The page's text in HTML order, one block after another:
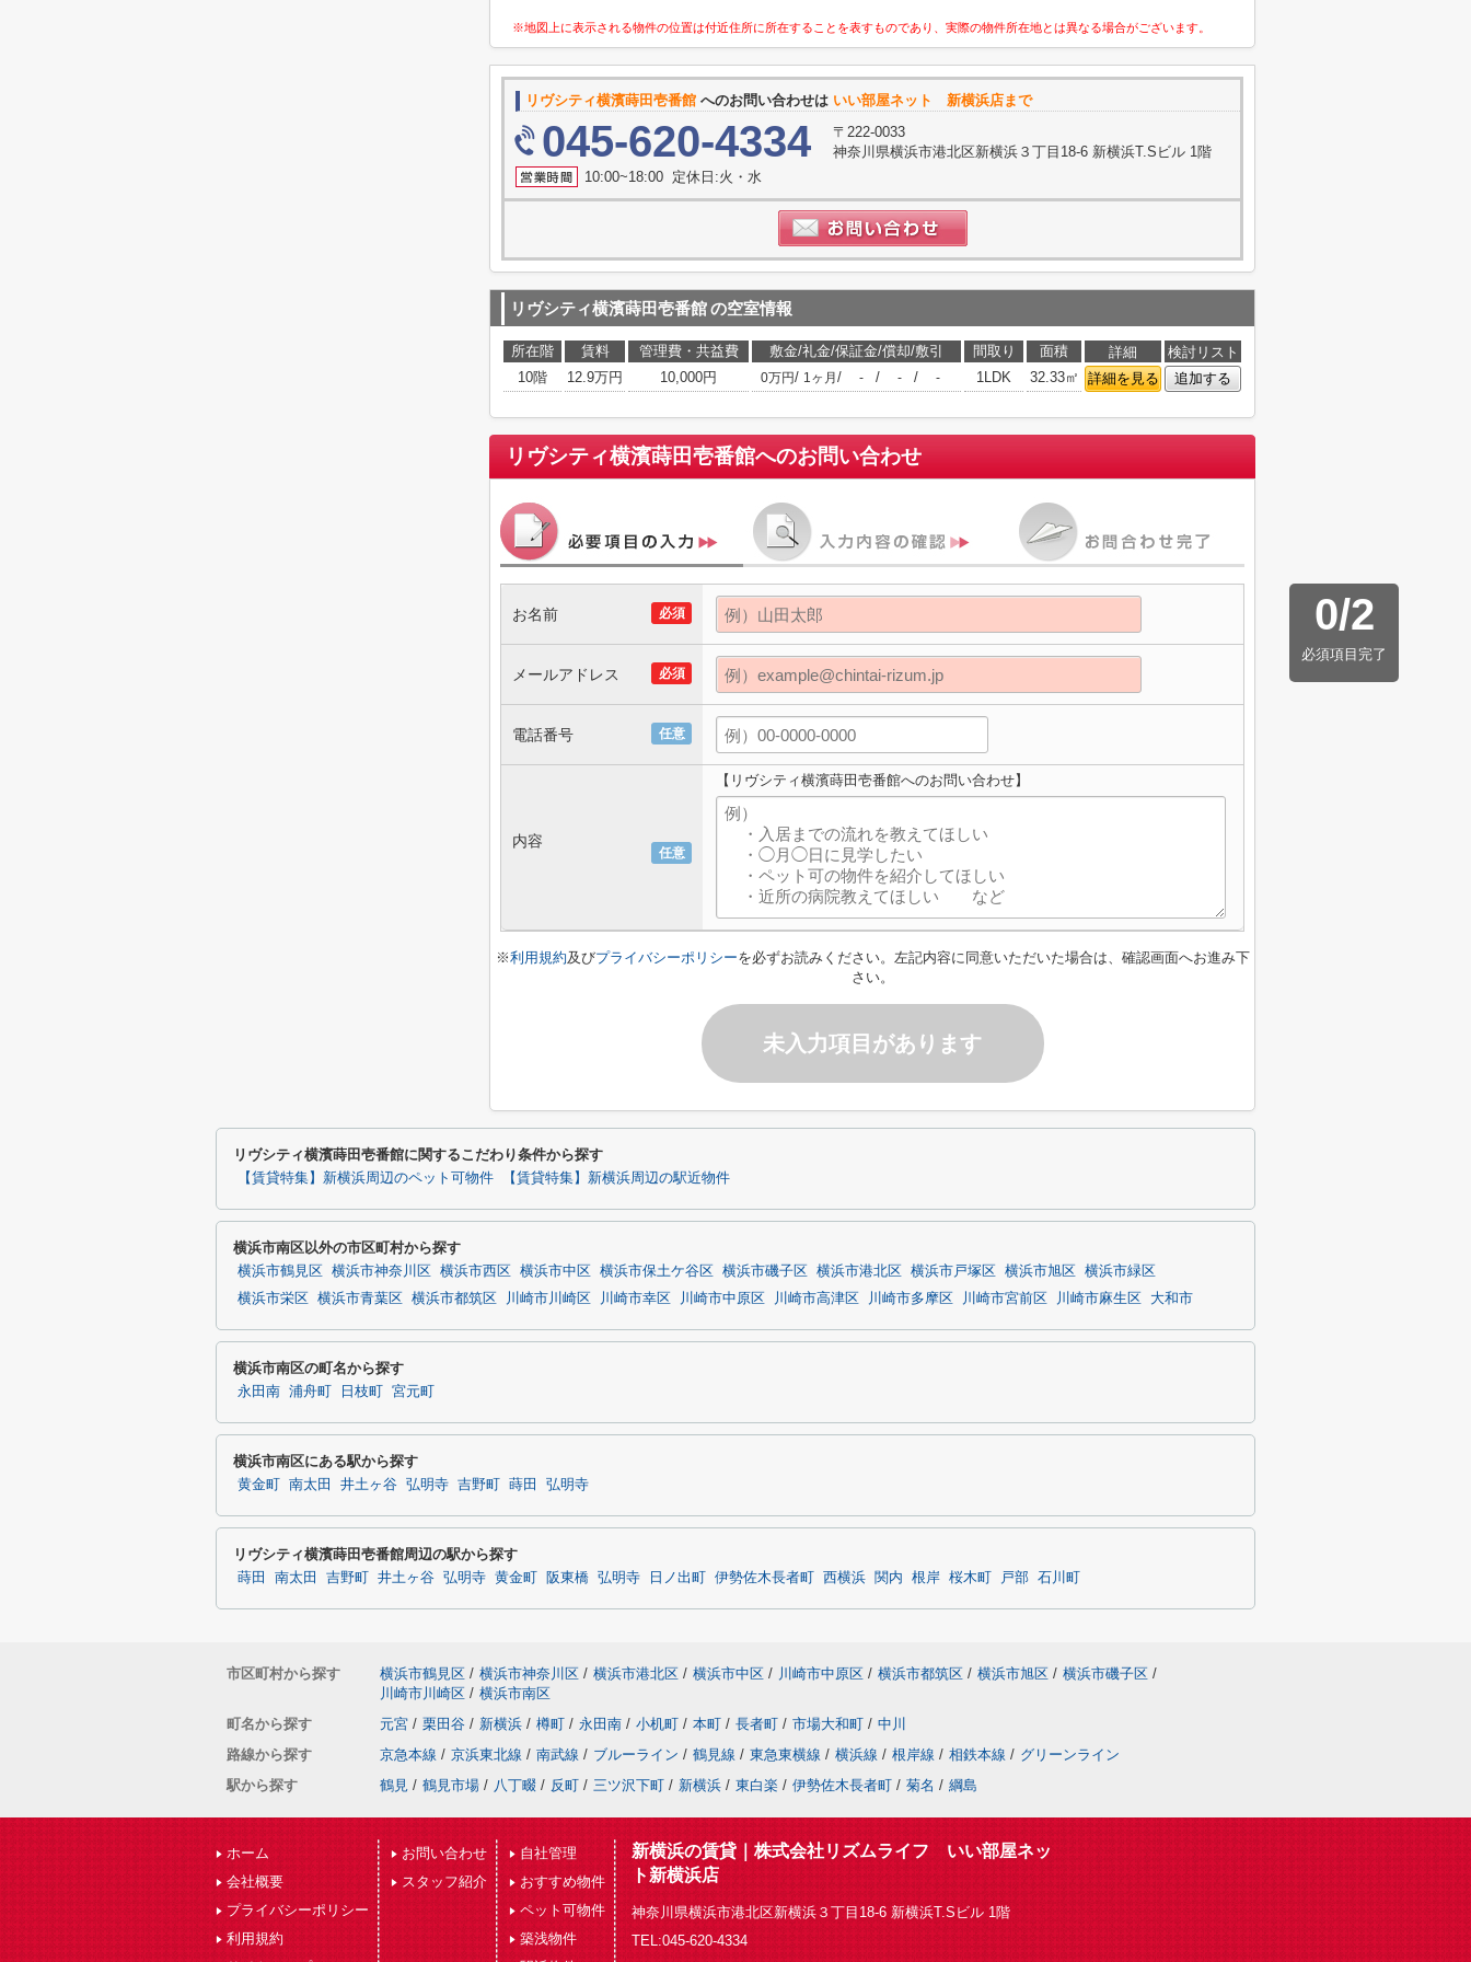
※地図上に表示される物件の位置は付近住所に所在することを表すものであり、実際の物件所在地とは異なる場合がございます。
リヴシティ横濱蒔田壱番館 へのお問い合わせは いい部屋ネット 新横浜店まで
045-620-4334
〒222-0033
神奈川県横浜市港北区新横浜３丁目18-6 新横浜T.Sビル 1階
10:00~18:00 定休日:火・水
リヴシティ横濱蒔田壱番館の空室情報
所在階 賃料 管理費・共益費 敷金/礼金/保証金/償却/敷引 間取り 面積 詳細
検討リスト
10階
12.9万円 10,000円 0万円/ 1ヶ月 / - / - / - 1LDK 32.33㎡ 詳細を見る 追加する
リヴシティ横濱蒔田壱番館へのお問い合わせ
0/2
必須項目完了
必須
お名前
必須
メールアドレス
任意
電話番号
任意
内容
【リヴシティ横濱蒔田壱番館へのお問い合わせ】
※利用規約及びプライバシーポリシーを必ずお読みください。左記内容に同意いただいた場合は、確認画面へお進み下
さい。
未入力項目があります
リヴシティ横濱蒔田壱番館に関するこだわり条件から探す
【賃貸特集】新横浜周辺のペット可物件 【賃貸特集】新横浜周辺の駅近物件
横浜市南区以外の市区町村から探す
横浜市鶴見区 横浜市神奈川区 横浜市西区 横浜市中区 横浜市保土ケ谷区 横浜市磯子区 横浜市港北区 横浜市戸塚区 横浜市旭区
横浜市緑区
横浜市栄区
横浜市青葉区 横浜市都筑区 川崎市川崎区 川崎市幸区 川崎市中原区 川崎市高津区 川崎市多摩区 川崎市宮前区 川崎市麻生区 大和市
横浜市南区の町名から探す
永田南 浦舟町 日枝町 宮元町
横浜市南区にある駅から探す
黄金町 南太田 井土ヶ谷 弘明寺 吉野町 蒔田 弘明寺
リヴシティ横濱蒔田壱番館周辺の駅から探す
蒔田 南太田 吉野町 井土ヶ谷 弘明寺 黄金町 阪東橋 弘明寺 日ノ出町 伊勢佐木長者町 西横浜 関内 根岸 桜木町 戸部 石川町
市区町村から探す 横浜市鶴見区 / 横浜市神奈川区 / 横浜市港北区 / 横浜市中区 / 川崎市中原区 / 横浜市都筑区 / 横浜市旭区 / 横浜市磯子区 /
川崎市川崎区 / 横浜市南区
町名から探す
元宮 / 栗田谷 / 新横浜 / 樽町 / 永田南 / 小机町 / 本町 / 長者町 / 市場大和町 / 中川
路線から探す
京急本線 / 京浜東北線 / 南武線 / ブルーライン / 鶴見線 / 東急東横線 / 横浜線 / 根岸線 / 相鉄本線 / グリーンライン
駅から探す
鶴見 / 鶴見市場 / 八丁畷 / 反町 / 三ツ沢下町 / 新横浜 / 東白楽 / 伊勢佐木長者町 / 菊名 / 綱島
ホーム
会社概要
プライバシーポリシー
利用規約
お問い合わせ
スタッフ紹介
自社管理
おすすめ物件
ペット可物件
築浅物件
新横浜の賃貸｜株式会社リズムライフ いい部屋ネッ
ト新横浜店
神奈川県横浜市港北区新横浜３丁目18-6 新横浜T.Sビル 1階
TEL:045-620-4334